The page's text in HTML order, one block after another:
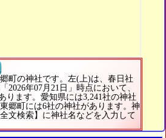
町の神社です。左(上)は、春日社
2026年07月21日」時点において、
ります。愛知県には3,241社の神社
郷町には6社の神社があります。神
文検索】に神社名などを入力して